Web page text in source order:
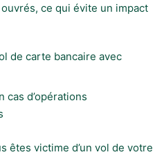
ce qui évite un impact
de carte bancaire avec
d’opérations
êtes victime d’un vol de votre